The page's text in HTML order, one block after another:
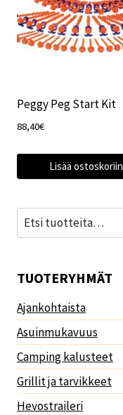
Peggy Peg Start Kit
88,40€
Lisää ostoskoriin
Etsi:
TUOTERYHMÄT
Ajankohtaista
Asuinmukavuus
Camping kalusteet
Grillit ja tarvikkeet
Hevostraileri